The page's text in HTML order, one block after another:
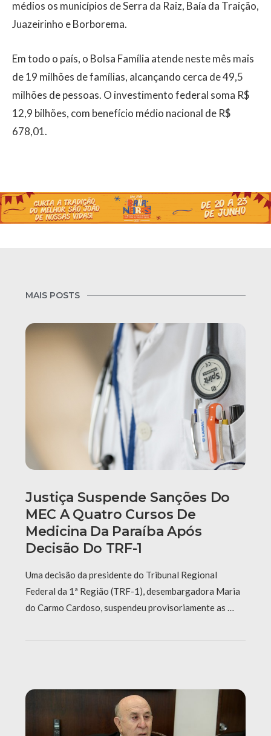
médios os municípios de Serra da Raiz, Baía da Traição,
Juazeirinho e Borborema.
Em todo o país, o Bolsa Família atende neste mês mais
de 19 milhões de famílias, alcançando cerca de 49,5
milhões de pessoas. O investimento federal soma R$
12,9 bilhões, com benefício médio nacional de R$
678,01.
MAIS POSTS
Justiça Suspende Sanções Do
MEC A Quatro Cursos De
Medicina Da Paraíba Após
Decisão Do TRF-1
Uma decisão da presidente do Tribunal Regional
Federal da 1ª Região (TRF-1), desembargadora Maria
do Carmo Cardoso, suspendeu provisoriamente as …